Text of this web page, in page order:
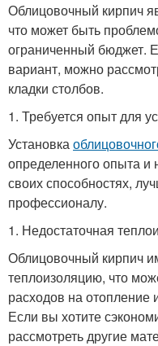
Облицовочный кирпич
что может быть
ограниченный бюджет.
вариант, можно
кладки столбов.
1. Требуется опыт для
Установка
определенного опыта
своих способностях,
профессионалу.
1. Недостаточная
Облицовочный кирпич
теплоизоляцию, что
расходов на отопление
Если вы хотите
рассмотреть другие